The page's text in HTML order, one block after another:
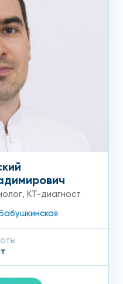
, КТ-диагност